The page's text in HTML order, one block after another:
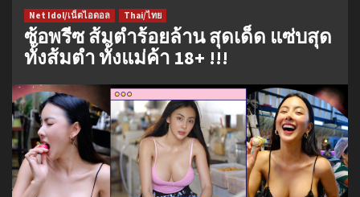
Net Idol/เน็ตไอดอล Thai/ไทย
ซ้อพรีซ ส้มตำร้อยล้าน สุดเด็ด แซ่บสุด
ทั้งส้มตำ ทั้งแม่ค้า 18+ !!!